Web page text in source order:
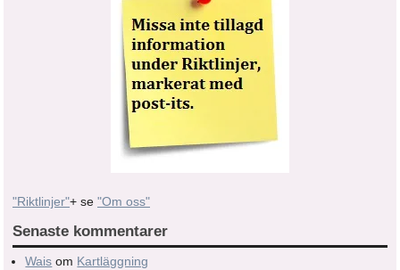
"Riktlinjer"+ se "Om oss"
Senaste kommentarer
Wais om Kartläggning